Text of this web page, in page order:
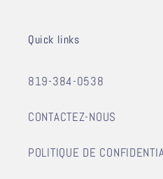
Quick links
819-384-0538
CONTACTEZ-NOUS
POLITIQUE DE